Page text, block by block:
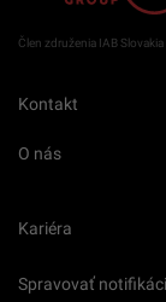
Člen združenia IAB Slovakia
Kontakt
O nás
Kariéra
Spravovať